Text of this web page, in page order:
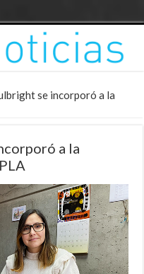
se incorporó a la
a la